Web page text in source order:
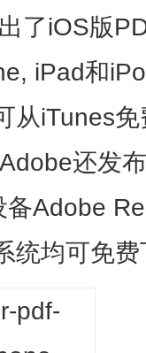
了iOS版
iPad和
从iTunes
还发
备Adobe
统均可免